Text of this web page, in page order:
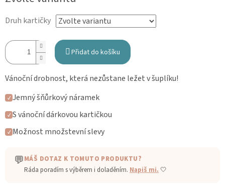
Druh kartičky
Přidat do košíku
Vánoční drobnost, která nezůstane ležet v šuplíku!
✓ Jemný šňůrkový náramek
✓ S vánoční dárkovou kartičkou
✓ Možnost množstevní slevy
💬MÁŠ DOTAZ K TOMUTO PRODUKTU?
Ráda poradím s výběrem i doladěním. Napiš mi. 🤍